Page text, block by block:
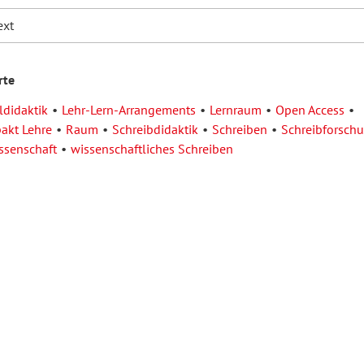
Lehr-Lern-Arrangements Lernraum
Open Access
Lehre
Raum Schreibdidaktik Schreiben
wissenschaftliches Schreiben